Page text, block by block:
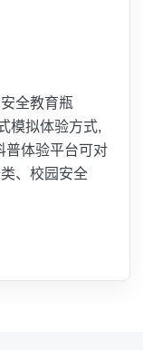
全教育瓶
模拟体验方式,
普体验平台可对
、校园安全